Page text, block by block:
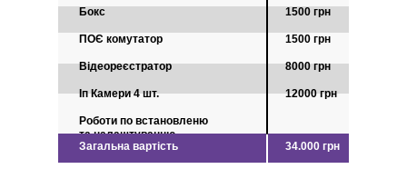
Бокс
ПОЄ комутатор
Відеореєстратор
Іп Камери 4 шт.
Роботи по встановленю
та налаштуванню
1500 грн
1500 грн
8000 грн
12000 грн
Загальна вартість 34.000 грн